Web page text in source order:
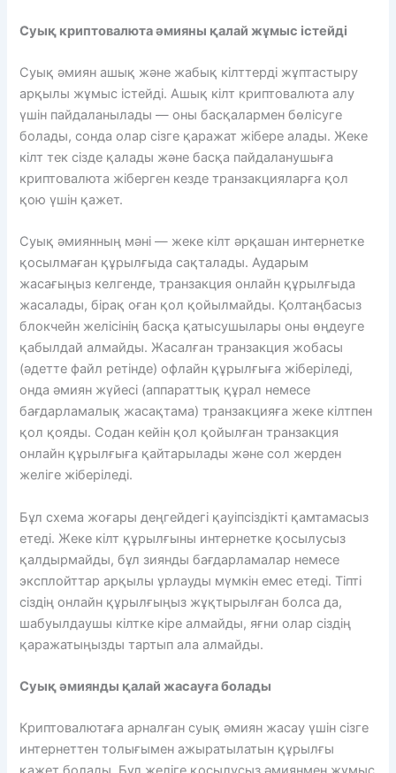
Суық криптовалюта әмияны қалай жұмыс істейді
Суық әмиян ашық және жабық кілттерді жұптастыру
арқылы жұмыс істейді. Ашық кілт криптовалюта алу
үшін пайдаланылады — оны басқалармен бөлісуге
болады, сонда олар сізге қаражат жібере алады. Жеке
кілт тек сізде қалады және басқа пайдаланушыға
криптовалюта жіберген кезде транзакцияларға қол
қою үшін қажет.
Суық әмиянның мәні — жеке кілт әрқашан интернетке
қосылмаған құрылғыда сақталады. Аударым
жасағыңыз келгенде, транзакция онлайн құрылғыда
жасалады, бірақ оған қол қойылмайды. Қолтаңбасыз
блокчейн желісінің басқа қатысушылары оны өңдеуге
қабылдай алмайды. Жасалған транзакция жобасы
(әдетте файл ретінде) офлайн құрылғыға жіберіледі,
онда әмиян жүйесі (аппараттық құрал немесе
бағдарламалық жасақтама) транзакцияға жеке кілтпен
қол қояды. Содан кейін қол қойылған транзакция
онлайн құрылғыға қайтарылады және сол жерден
желіге жіберіледі.
Бұл схема жоғары деңгейдегі қауіпсіздікті қамтамасыз
етеді. Жеке кілт құрылғыны интернетке қосылусыз
қалдырмайды, бұл зиянды бағдарламалар немесе
эксплойттар арқылы ұрлауды мүмкін емес етеді. Тіпті
сіздің онлайн құрылғыңыз жұқтырылған болса да,
шабуылдаушы кілтке кіре алмайды, яғни олар сіздің
қаражатыңызды тартып ала алмайды.
Суық әмиянды қалай жасауға болады
Криптовалютаға арналған суық әмиян жасау үшін сізге
интернеттен толығымен ажыратылатын құрылғы